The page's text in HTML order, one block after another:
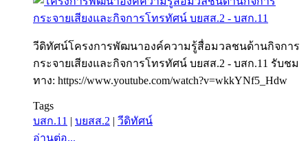
วีดิทัศน์โครงการพัฒนาองค์ความรู้สื่อมวลชนด้านกิจการ
กระจายเสียงและกิจการโทรทัศน์ บยสส.2 - บสก.11 รับชม
ทาง: https://www.youtube.com/watch?v=wkkYNf5_Hdw
Tags
บสก.11 | บยสส.2 | วีดิทัศน์
อ่านต่อ...